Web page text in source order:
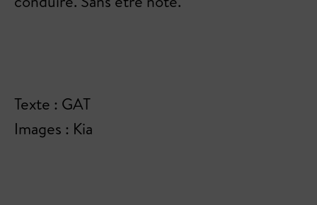
Texte : GAT
Images : Kia